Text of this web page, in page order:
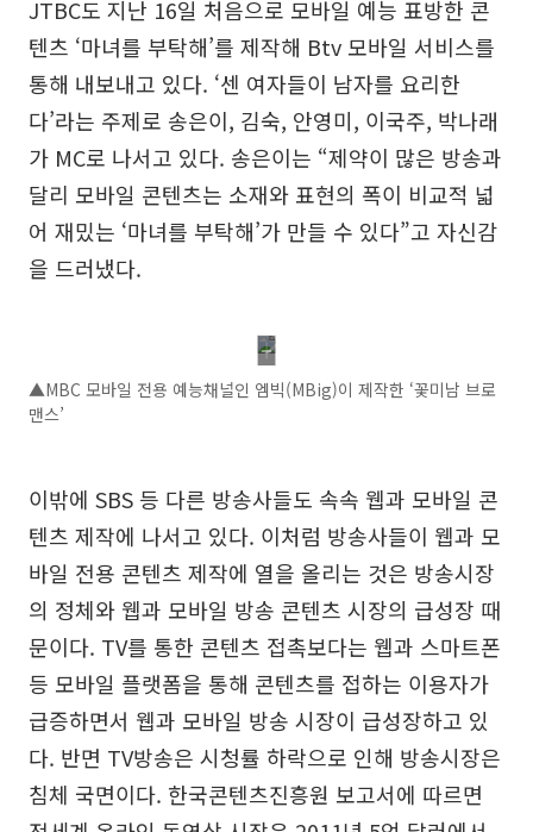
JTBC도 지난 16일 처음으로 모바일 예능 표방한 콘
텐츠 ‘마녀를 부탁해’를 제작해 Btv 모바일 서비스를
통해 내보내고 있다. ‘센 여자들이 남자를 요리한
다’라는 주제로 송은이, 김숙, 안영미, 이국주, 박나래
가 MC로 나서고 있다. 송은이는 “제약이 많은 방송과
달리 모바일 콘텐츠는 소재와 표현의 폭이 비교적 넓
어 재밌는 ‘마녀를 부탁해’가 만들 수 있다”고 자신감
을 드러냈다.
▲MBC 모바일 전용 예능채널인 엠빅(MBig)이 제작한 ‘꽃미남 브로
맨스’
이밖에 SBS 등 다른 방송사들도 속속 웹과 모바일 콘
텐츠 제작에 나서고 있다. 이처럼 방송사들이 웹과 모
바일 전용 콘텐츠 제작에 열을 올리는 것은 방송시장
의 정체와 웹과 모바일 방송 콘텐츠 시장의 급성장 때
문이다. TV를 통한 콘텐츠 접촉보다는 웹과 스마트폰
등 모바일 플랫폼을 통해 콘텐츠를 접하는 이용자가
급증하면서 웹과 모바일 방송 시장이 급성장하고 있
다. 반면 TV방송은 시청률 하락으로 인해 방송시장은
침체 국면이다. 한국콘텐츠진흥원 보고서에 따르면